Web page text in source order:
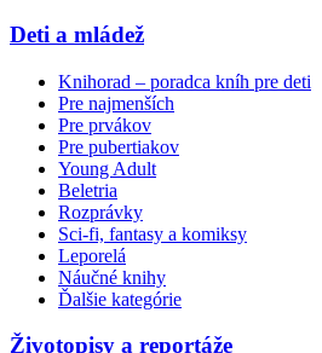
Deti a mládež
Knihorad – poradca kníh pre deti
Pre najmenších
Pre prvákov
Pre pubertiakov
Young Adult
Beletria
Rozprávky
Sci-fi, fantasy a komiksy
Leporelá
Náučné knihy
Ďalšie kategórie
Životopisy a reportáže